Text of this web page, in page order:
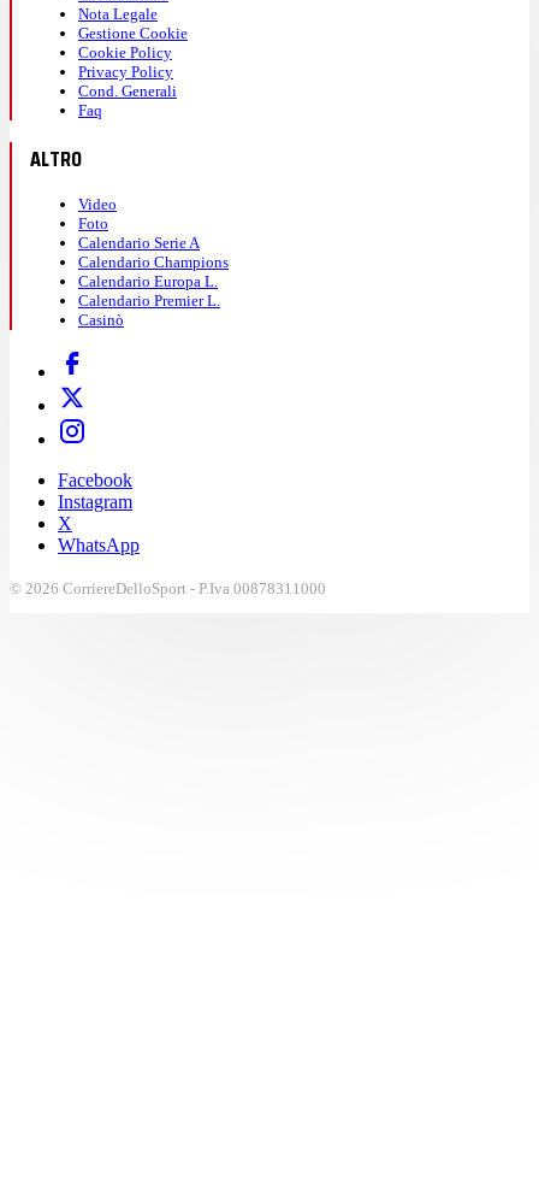
Nota Legale
Gestione Cookie
Cookie Policy
Privacy Policy
Cond. Generali
Faq
ALTRO
Video
Foto
Calendario Serie A
Calendario Champions
Calendario Europa L.
Calendario Premier L.
Casinò
Facebook
Instagram
X
WhatsApp
© 2026 CorriereDelloSport - P.Iva 00878311000